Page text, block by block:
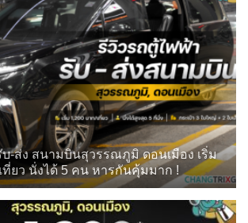
-ส่ง สนามบินสุวรรณภูมิ ดอนเมือง เริ่ม
ที่ยว นั่งได้ 5 คน หารกันคุ้มมาก !